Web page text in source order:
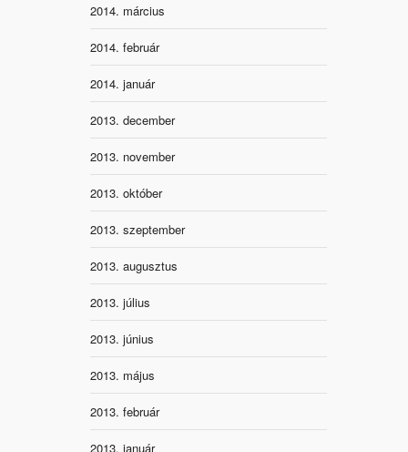
2014. március
2014. február
2014. január
2013. december
2013. november
2013. október
2013. szeptember
2013. augusztus
2013. július
2013. június
2013. május
2013. február
2013. január